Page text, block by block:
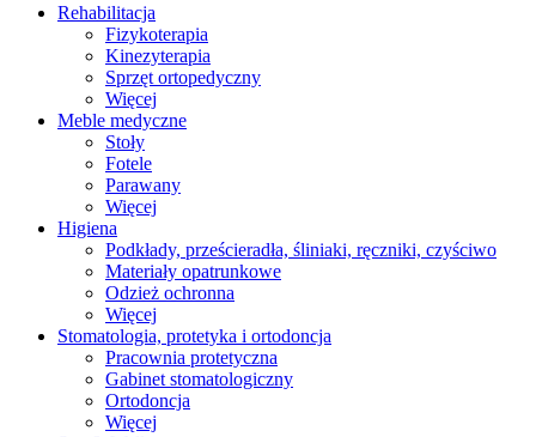
Rehabilitacja
Fizykoterapia
Kinezyterapia
Sprzęt ortopedyczny
Więcej
Meble medyczne
Stoły
Fotele
Parawany
Więcej
Higiena
Podkłady, prześcieradła, śliniaki, ręczniki, czyściwo
Materiały opatrunkowe
Odzież ochronna
Więcej
Stomatologia, protetyka i ortodoncja
Pracownia protetyczna
Gabinet stomatologiczny
Ortodoncja
Więcej